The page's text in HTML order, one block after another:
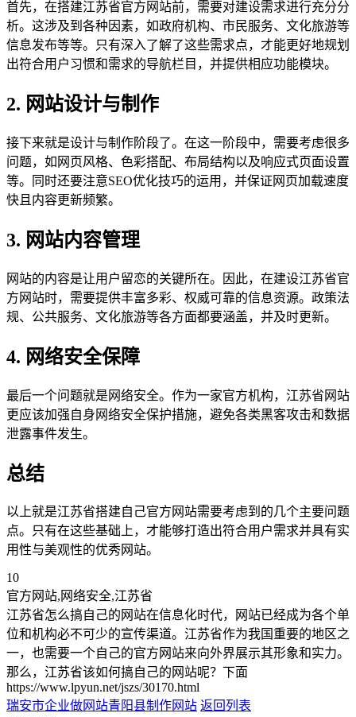
首先，在搭建江苏省官方网站前，需要对建设需求进行充分分
析。这涉及到各种因素，如政府机构、市民服务、文化旅游等
信息发布等等。只有深入了解了这些需求点，才能更好地规划
出符合用户习惯和需求的导航栏目，并提供相应功能模块。
2. 网站设计与制作
接下来就是设计与制作阶段了。在这一阶段中，需要考虑很多
问题，如网页风格、色彩搭配、布局结构以及响应式页面设置
等。同时还要注意SEO优化技巧的运用，并保证网页加载速度
快且内容更新频繁。
3. 网站内容管理
网站的内容是让用户留恋的关键所在。因此，在建设江苏省官
方网站时，需要提供丰富多彩、权威可靠的信息资源。政策法
规、公共服务、文化旅游等各方面都要涵盖，并及时更新。
4. 网络安全保障
最后一个问题就是网络安全。作为一家官方机构，江苏省网站
更应该加强自身网络安全保护措施，避免各类黑客攻击和数据
泄露事件发生。
总结
以上就是江苏省搭建自己官方网站需要考虑到的几个主要问题
点。只有在这些基础上，才能够打造出符合用户需求并具有实
用性与美观性的优秀网站。
10
官方网站,网络安全,江苏省
江苏省怎么搞自己的网站在信息化时代，网站已经成为各个单
位和机构必不可少的宣传渠道。江苏省作为我国重要的地区之
一，也需要一个自己的官方网站来向外界展示其形象和实力。
那么，江苏省该如何搞自己的网站呢？下面
https://www.lpyun.net/jszs/30170.html
瑞安市企业做网站青阳县制作网站 返回列表